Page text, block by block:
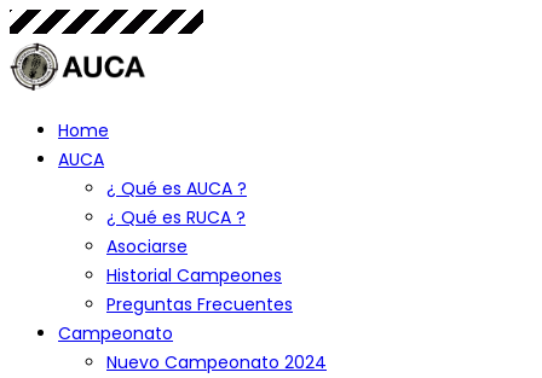
Home
AUCA
¿ Qué es AUCA ?
¿ Qué es RUCA ?
Asociarse
Historial Campeones
Preguntas Frecuentes
Campeonato
Nuevo Campeonato 2024